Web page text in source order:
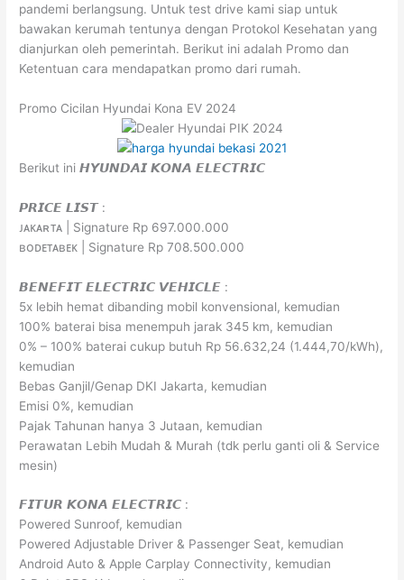
pandemi berlangsung. Untuk test drive kami siap untuk
bawakan kerumah tentunya dengan Protokol Kesehatan yang
dianjurkan oleh pemerintah. Berikut ini adalah Promo dan
Ketentuan cara mendapatkan promo dari rumah.
Promo Cicilan Hyundai Kona EV 2024
Berikut ini 𝙃𝙔𝙐𝙉𝘿𝘼𝙄 𝙆𝙊𝙉𝘼 𝙀𝙇𝙀𝘾𝙏𝙍𝙄𝘾
𝙋𝙍𝙄𝘾𝙀 𝙇𝙄𝙎𝙏 :
ᴊᴀᴋᴀʀᴛᴀ | Signature Rp 697.000.000
ʙᴏᴅᴇᴛᴀʙᴇᴋ | Signature Rp 708.500.000
𝘽𝙀𝙉𝙀𝙁𝙄𝙏 𝙀𝙇𝙀𝘾𝙏𝙍𝙄𝘾 𝙑𝙀𝙃𝙄𝘾𝙇𝙀 :
5x lebih hemat dibanding mobil konvensional, kemudian
100% baterai bisa menempuh jarak 345 km, kemudian
0% – 100% baterai cukup butuh Rp 56.632,24 (1.444,70/kWh),
kemudian
Bebas Ganjil/Genap DKI Jakarta, kemudian
Emisi 0%, kemudian
Pajak Tahunan hanya 3 Jutaan, kemudian
Perawatan Lebih Mudah & Murah (tdk perlu ganti oli & Service
mesin)
𝙁𝙄𝙏𝙐𝙍 𝙆𝙊𝙉𝘼 𝙀𝙇𝙀𝘾𝙏𝙍𝙄𝘾 :
Powered Sunroof, kemudian
Powered Adjustable Driver & Passenger Seat, kemudian
Android Auto & Apple Carplay Connectivity, kemudian